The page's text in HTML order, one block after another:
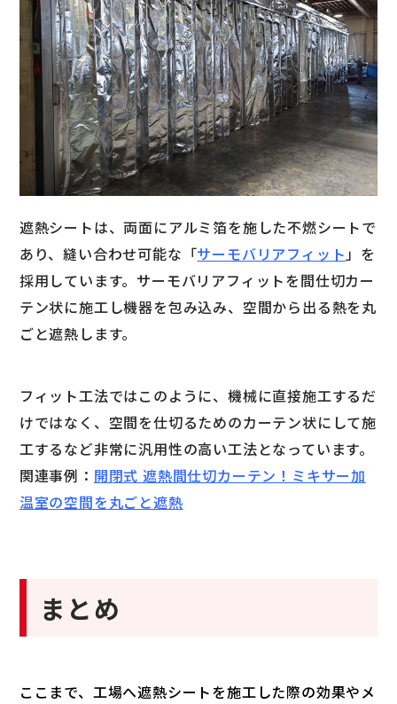
遮熱シートは、両面にアルミ箔を施した不燃シートで
あり、縫い合わせ可能な「サーモバリアフィット」を
採用しています。サーモバリアフィットを間仕切カー
テン状に施工し機器を包み込み、空間から出る熱を丸
ごと遮熱します。
フィット工法ではこのように、機械に直接施工するだ
けではなく、空間を仕切るためのカーテン状にして施
工するなど非常に汎用性の高い工法となっています。
関連事例： 開閉式 遮熱間仕切カーテン！ミキサー加
温室の空間を丸ごと遮熱
まとめ
ここまで、工場へ遮熱シートを施工した際の効果やメ